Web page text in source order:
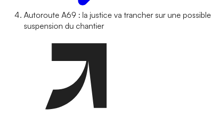
Autoroute A69 : la justice va trancher sur une possible
suspension du chantier